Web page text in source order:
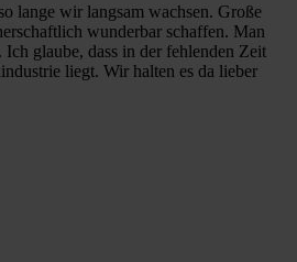
lange wir langsam wachsen. Große
wunderbar schaffen. Man
glaube, dass in der fehlenden Zeit
liegt. Wir halten es da lieber